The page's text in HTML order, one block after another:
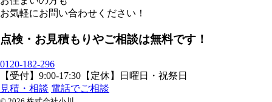
お気軽にお問い合わせください！
点検・お見積もりやご相談は無料です！
0120-182-296
【受付】9:00-17:30【定休】日曜日・祝祭日
見積・相談 電話でご相談